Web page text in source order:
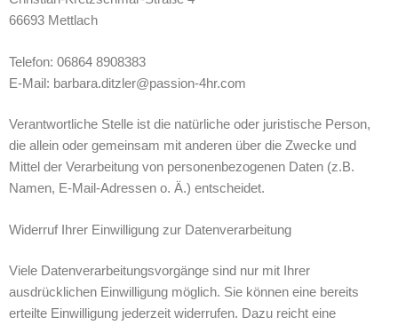
66693 Mettlach
Telefon: 06864 8908383
E-Mail: barbara.ditzler@passion-4hr.com
Verantwortliche Stelle ist die natürliche oder juristische Person,
die allein oder gemeinsam mit anderen über die Zwecke und
Mittel der Verarbeitung von personenbezogenen Daten (z.B.
Namen, E-Mail-Adressen o. Ä.) entscheidet.
Widerruf Ihrer Einwilligung zur Datenverarbeitung
Viele Datenverarbeitungsvorgänge sind nur mit Ihrer
ausdrücklichen Einwilligung möglich. Sie können eine bereits
erteilte Einwilligung jederzeit widerrufen. Dazu reicht eine